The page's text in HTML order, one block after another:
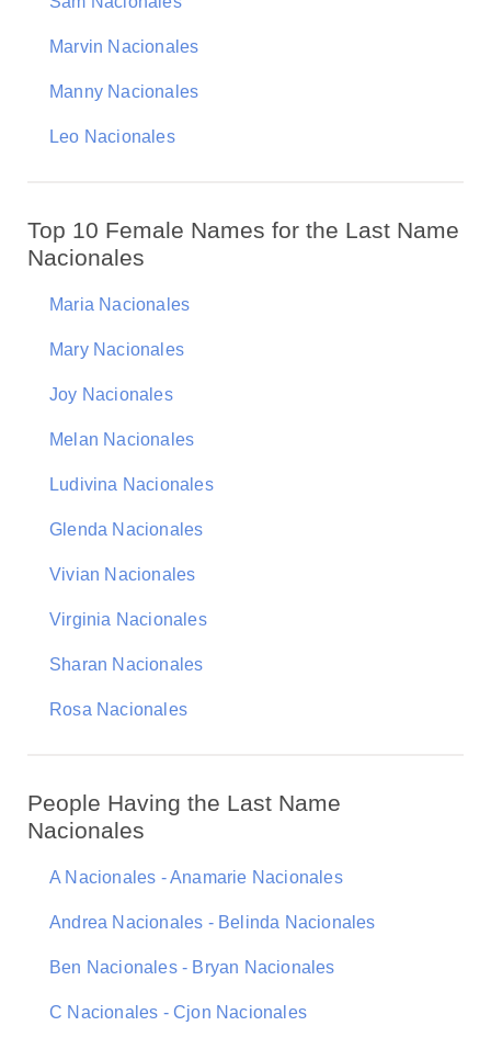
Marvin Nacionales
Manny Nacionales
Leo Nacionales
Top 10 Female Names for the Last Name
Nacionales
Maria Nacionales
Mary Nacionales
Joy Nacionales
Melan Nacionales
Ludivina Nacionales
Glenda Nacionales
Vivian Nacionales
Virginia Nacionales
Sharan Nacionales
Rosa Nacionales
People Having the Last Name
Nacionales
A Nacionales - Anamarie Nacionales
Andrea Nacionales - Belinda Nacionales
Ben Nacionales - Bryan Nacionales
C Nacionales - Cjon Nacionales